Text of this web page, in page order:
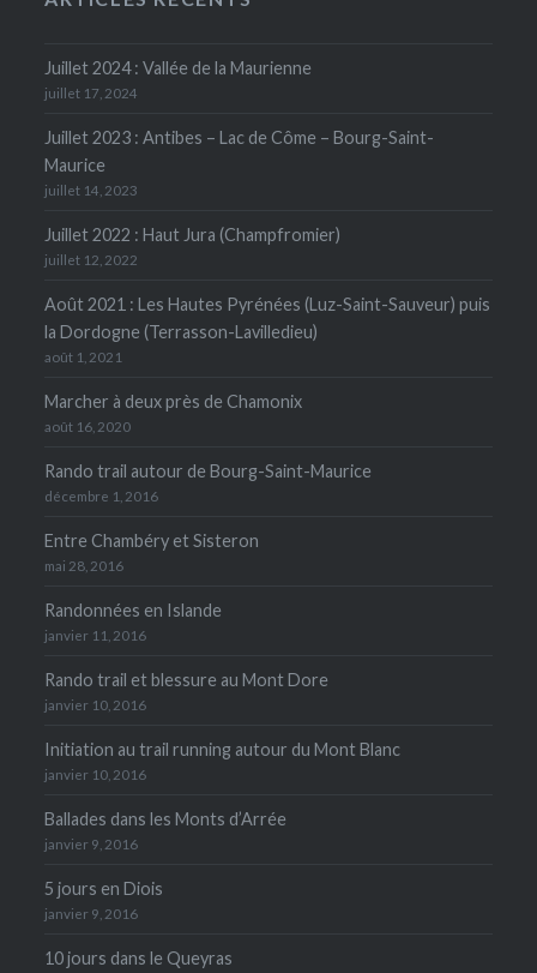
Juillet 2024 : Vallée de la Maurienne
juillet 17, 2024
Juillet 2023 : Antibes – Lac de Côme – Bourg-Saint-
Maurice
juillet 14, 2023
Juillet 2022 : Haut Jura (Champfromier)
juillet 12, 2022
Août 2021 : Les Hautes Pyrénées (Luz-Saint-Sauveur) puis
la Dordogne (Terrasson-Lavilledieu)
août 1, 2021
Marcher à deux près de Chamonix
août 16, 2020
Rando trail autour de Bourg-Saint-Maurice
décembre 1, 2016
Entre Chambéry et Sisteron
mai 28, 2016
Randonnées en Islande
janvier 11, 2016
Rando trail et blessure au Mont Dore
janvier 10, 2016
Initiation au trail running autour du Mont Blanc
janvier 10, 2016
Ballades dans les Monts d’Arrée
janvier 9, 2016
5 jours en Diois
janvier 9, 2016
10 jours dans le Queyras